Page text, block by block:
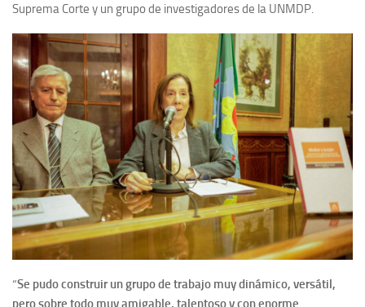
Suprema Corte y un grupo de investigadores de la UNMDP.
“Se pudo construir un grupo de trabajo muy dinámico, versátil,
pero sobre todo muy amigable, talentoso y con enorme